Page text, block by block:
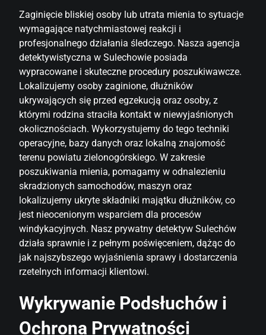
Zaginięcie bliskiej osoby lub utrata mienia to sytuacje
wymagające natychmiastowej reakcji i
profesjonalnego działania śledczego. Nasza agencja
detektywistyczna w Sulechowie posiada
wypracowane i skuteczne procedury poszukiwawcze.
Lokalizujemy osoby zaginione, dłużników
ukrywających się przed egzekucją oraz osoby, z
którymi rodzina straciła kontakt w niewyjaśnionych
okolicznościach. Wykorzystujemy do tego techniki
operacyjne, bazy danych oraz lokalną znajomość
terenu powiatu zielonogórskiego. W zakresie
poszukiwania mienia, pomagamy w odnalezieniu
skradzionych samochodów, maszyn oraz
lokalizujemy ukryte składniki majątku dłużników, co
jest nieocenionym wsparciem dla procesów
windykacyjnych. Nasz prywatny detektyw Sulechów
działa sprawnie i z pełnym poświęceniem, dążąc do
jak najszybszego wyjaśnienia sprawy i dostarczenia
rzetelnych informacji klientowi.
Wykrywanie Podsłuchów i
Ochrona Prywatności